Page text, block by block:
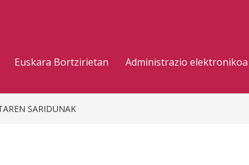
Euskara Bortzirietan Administrazio elektronikoa
SARIDUNAK